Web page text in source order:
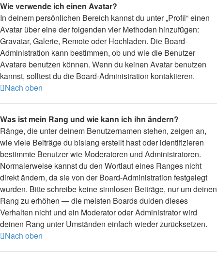
Wie verwende ich einen Avatar?
In deinem persönlichen Bereich kannst du unter „Profil“ einen
Avatar über eine der folgenden vier Methoden hinzufügen:
Gravatar, Galerie, Remote oder Hochladen. Die Board-
Administration kann bestimmen, ob und wie die Benutzer
Avatare benutzen können. Wenn du keinen Avatar benutzen
kannst, solltest du die Board-Administration kontaktieren.
Nach oben
Was ist mein Rang und wie kann ich ihn ändern?
Ränge, die unter deinem Benutzernamen stehen, zeigen an,
wie viele Beiträge du bislang erstellt hast oder identifizieren
bestimmte Benutzer wie Moderatoren und Administratoren.
Normalerweise kannst du den Wortlaut eines Ranges nicht
direkt ändern, da sie von der Board-Administration festgelegt
wurden. Bitte schreibe keine sinnlosen Beiträge, nur um deinen
Rang zu erhöhen — die meisten Boards dulden dieses
Verhalten nicht und ein Moderator oder Administrator wird
deinen Rang unter Umständen einfach wieder zurücksetzen.
Nach oben